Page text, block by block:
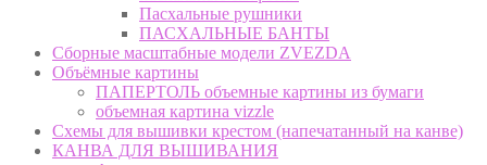
Пасхальные рушники
ПАСХАЛЬНЫЕ БАНТЫ
Сборные масштабные модели ZVEZDA
Объёмные картины
ПАПЕРТОЛЬ объемные картины из бумаги
объемная картина vizzle
Схемы для вышивки крестом (напечатанный на канве)
КАНВА ДЛЯ ВЫШИВАНИЯ